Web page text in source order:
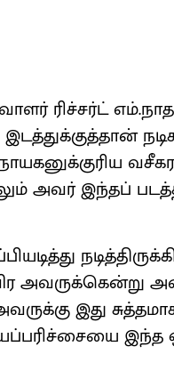
ரிச்சர்ட்
அவர் இந்தப்
இது
இந்த